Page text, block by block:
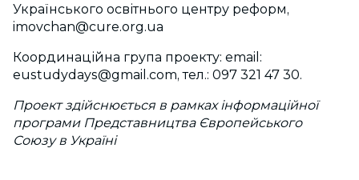
Українського освітнього центру реформ,
imovchan@cure.org.ua
Координаційна група проекту: email:
eustudydays@gmail.com, тел.: 097 321 47 30.
Проект здійснюється в рамках інформаційної
програми Представництва Європейського
Союзу в Україні